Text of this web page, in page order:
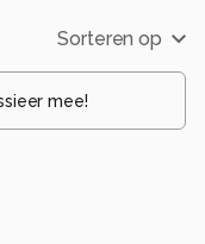
Sorteren op
mee!